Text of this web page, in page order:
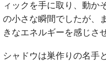
ィックを手に取り、動か
の小さな瞬間でしたが、
きなエネルギーを感じさ
シャドウは巣作りの名手